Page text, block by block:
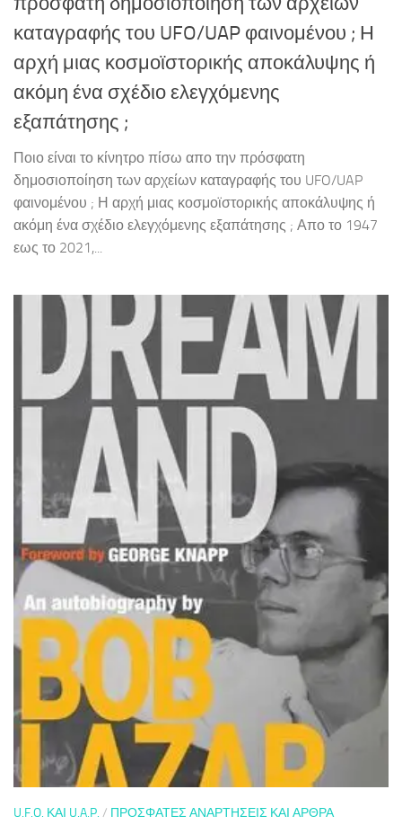
καταγραφής του UFO/UAP φαινομένου ; Η
αρχή μιας κοσμοϊστορικής αποκάλυψης ή
ακόμη ένα σχέδιο ελεγχόμενης
εξαπάτησης ;
Ποιο είναι το κίνητρο πίσω απο την πρόσφατη
δημοσιοποίηση των αρχείων καταγραφής του UFO/UAP
φαινομένου ; Η αρχή μιας κοσμοϊστορικής αποκάλυψης ή
ακόμη ένα σχέδιο ελεγχόμενης εξαπάτησης ; Απο το 1947
εως το 2021,...
U.F.O. ΚΑΙ U.A.P. / ΠΡΌΣΦΑΤΕΣ ΑΝΑΡΤΉΣΕΙΣ ΚΑΙ ΆΡΘΡΑ